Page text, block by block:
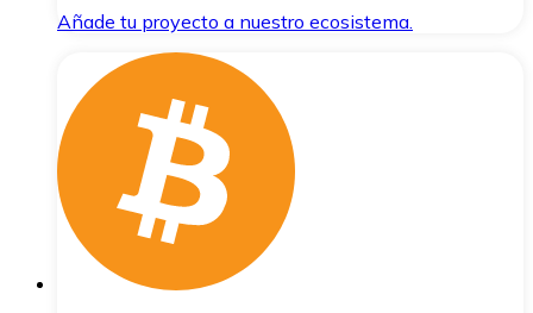
Añade tu proyecto a nuestro ecosistema.